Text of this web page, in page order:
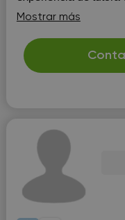
Orientadora de Ed.
Mostrar más